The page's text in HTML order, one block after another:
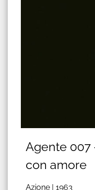
Agente 007
con amore
Azione | 1963